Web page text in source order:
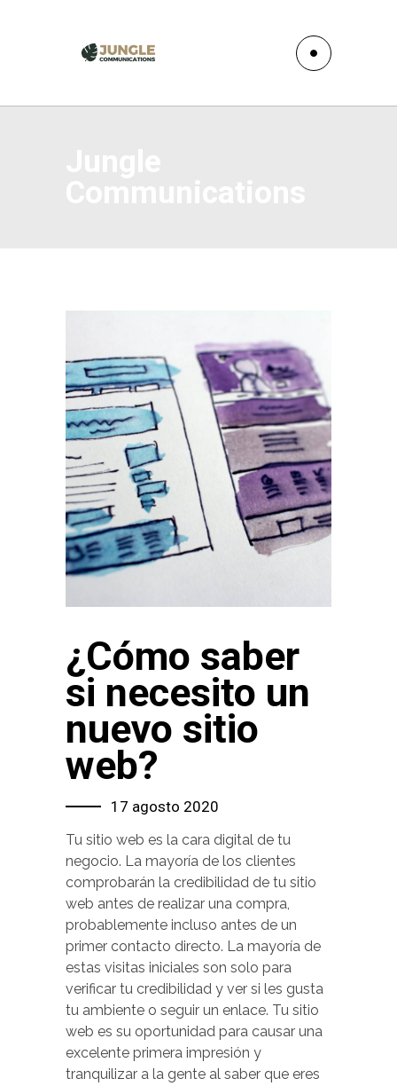
¿Cómo saber
si necesito un
nuevo sitio
web?
17 agosto 2020
Tu sitio web es la cara digital de tu
negocio. La mayoría de los clientes
comprobarán la credibilidad de tu sitio
web antes de realizar una compra,
probablemente incluso antes de un
primer contacto directo. La mayoría de
estas visitas iniciales son solo para
verificar tu credibilidad y ver si les gusta
tu ambiente o seguir un enlace. Tu sitio
web es su oportunidad para causar una
excelente primera impresión y
tranquilizar a la gente al saber que eres